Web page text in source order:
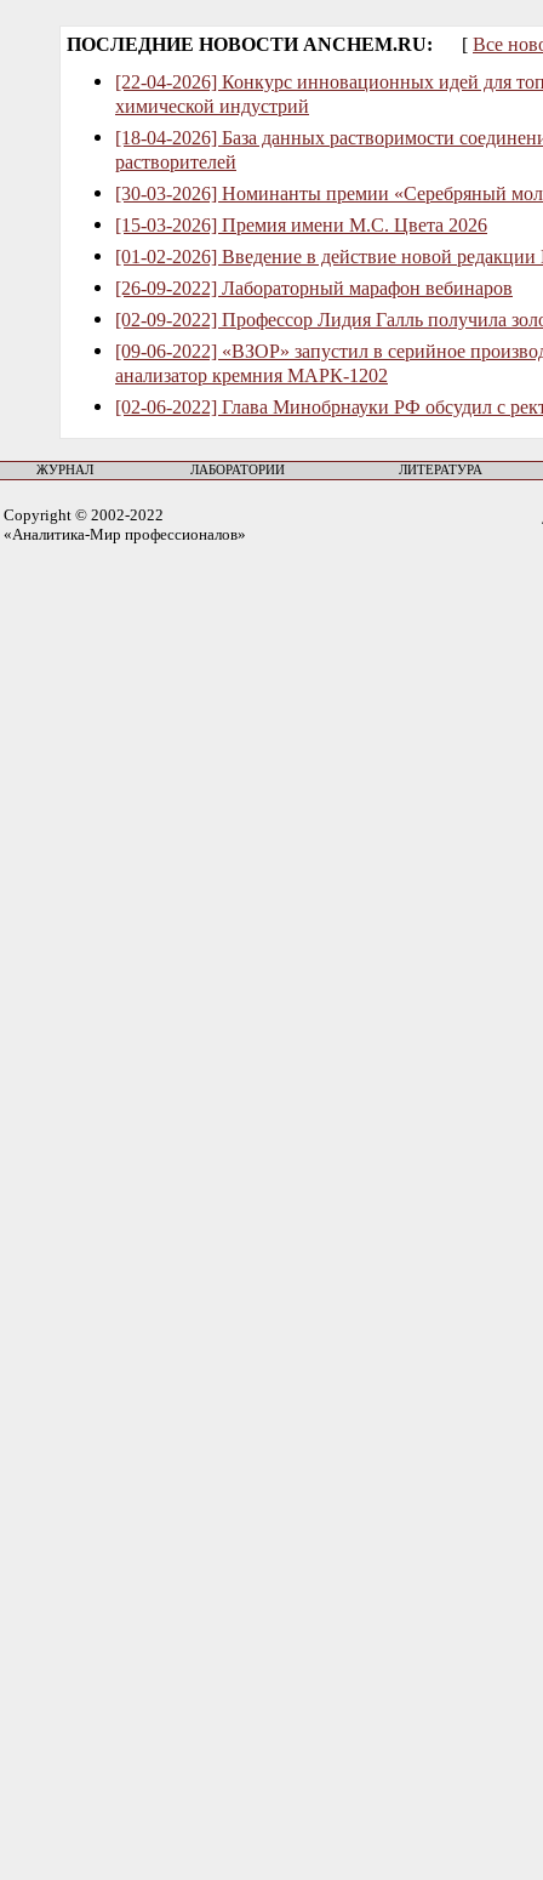
ПОСЛЕДНИЕ НОВОСТИ ANCHEM.RU: [ Все
[22-04-2026] Конкурс инновационных идей для
химической индустрий
[18-04-2026] База данных растворимости
растворителей
[30-03-2026] Номинанты премии «Серебряный
[15-03-2026] Премия имени М.С. Цвета 2026
[01-02-2026] Введение в действие новой
[26-09-2022] Лабораторный марафон вебинаров
[02-09-2022] Профессор Лидия Галль получила
[09-06-2022] «ВЗОР» запустил в серийное
анализатор кремния МАРК-1202
[02-06-2022] Глава Минобрнауки РФ обсудил с
ЖУРНАЛ ЛАБОРАТОРИИ ЛИТЕРАТУРА
Copyright © 2002-2022
«Аналитика-Мир профессионалов»